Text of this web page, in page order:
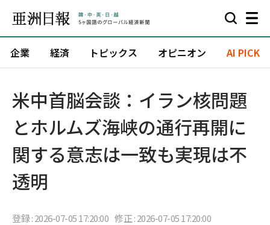
企業 経済 トピックス オピニオン AI PICK
米中首脳会談：イラン核問題
とホルムズ海峡の通行再開に
関する意志は一致も実現は不
透明
登録 : 2026-07-05 17:20:00 修正 : 2026-07-05 17:20:00